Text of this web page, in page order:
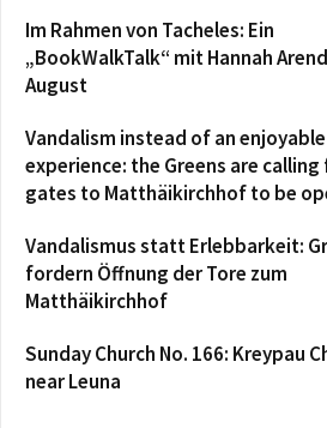
Im Rahmen von Tacheles: Ein
„BookWalkTalk“ mit Hannah
August
Vandalism instead of an enjoyable
experience: the Greens are
gates to Matthäikirchhof to be
Vandalismus statt Erlebbarkeit:
fordern Öffnung der Tore zum
Matthäikirchhof
Sunday Church No. 166: Kreypau
near Leuna